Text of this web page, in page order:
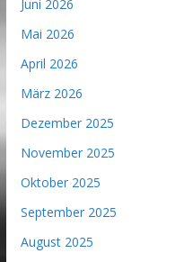
Juni 2026
Mai 2026
April 2026
März 2026
Dezember 2025
November 2025
Oktober 2025
September 2025
August 2025